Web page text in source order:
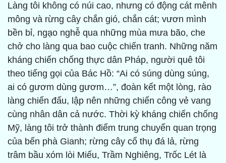
Làng tôi không có núi cao, nhưng có động cát mênh
mông và rừng cây chắn gió, chắn cát; vươn mình
bền bỉ, ngạo nghễ qua những mùa mưa bão, che
chở cho làng qua bao cuộc chiến tranh. Những năm
kháng chiến chống thực dân Pháp, người quê tôi
theo tiếng gọi của Bác Hồ: “Ai có súng dùng súng,
ai có gươm dùng gươm…”, đoàn kết một lòng, rào
làng chiến đấu, lập nên những chiến công vẻ vang
cùng nhân dân cả nước. Thời kỳ kháng chiến chống
Mỹ, làng tôi trở thành điểm trung chuyển quan trọng
của bến phà Gianh; rừng cây cổ thụ đá lả, rừng
trâm bầu xóm lòi Miếu, Trầm Nghiêng, Trốc Lét là